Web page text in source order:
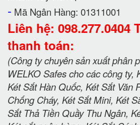
- Mã Ngân Hàng: 01311001
Liên hệ: 098.277.0404
thanh toán:
(Công ty chuyên sản xuất phân
WELKO Safes cho các công ty,
Két Sắt Hàn Quốc, Két Sắt Văn
Chống Cháy, Két Sắt Mini, Két
Sắt Thả Tiền Quầy Thu Ngân,